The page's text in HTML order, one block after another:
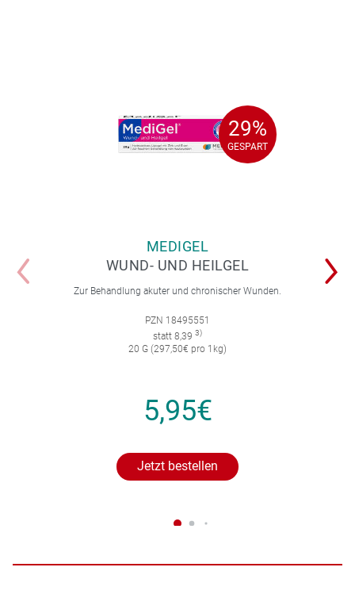
29%
GESPART
29%
GESPART
MEDIGEL
WUND- UND HEILGEL
Zur Behandlung akuter und chronischer Wunden.
PZN 18495551
statt 8,39 3)
20 G (297,50€ pro 1kg)
5,95€
Jetzt bestellen